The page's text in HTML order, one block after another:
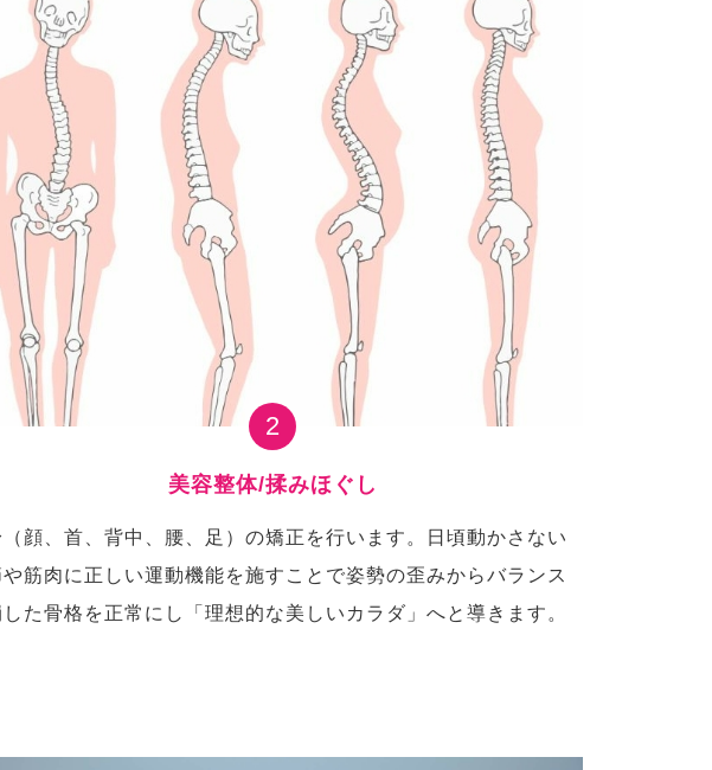
2
美容整体/揉みほぐし
顔、首、背中、腰、足）の矯正を行います。日頃動かさない
や筋肉に正しい運動機能を施すことで姿勢の歪みからバランス
した骨格を正常にし「理想的な美しいカラダ」へと導きます。